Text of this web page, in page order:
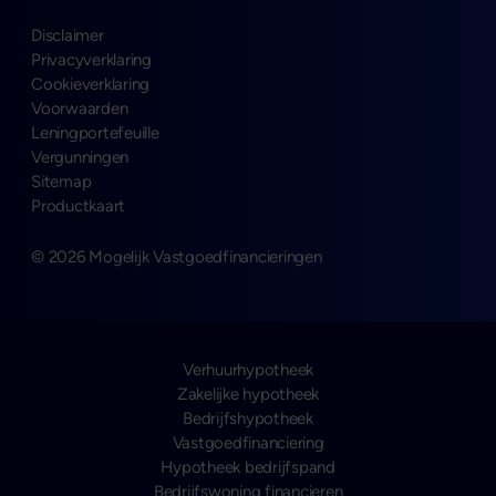
© 2026 Mogelijk Vastgoedfinancieringen
Disclaimer
Privacyverklaring
Cookieverklaring
Voorwaarden
Leningportefeuille
Vergunningen
Sitemap
Productkaart
Verhuurhypotheek
Zakelijke hypotheek
Bedrijfshypotheek
Vastgoedfinanciering
Hypotheek bedrijfspand
Bedrijfswoning financieren